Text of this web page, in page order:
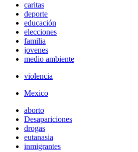
caritas
deporte
educación
elecciones
familia
jovenes
medio ambiente
violencia
Mexico
aborto
Desapariciones
drogas
eutanasia
inmigrantes